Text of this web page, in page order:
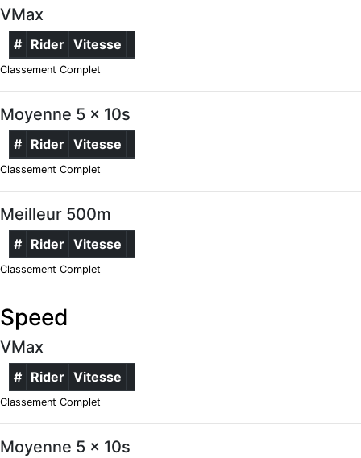
VMax
# Rider Vitesse
Classement Complet
Moyenne 5 x 10s
# Rider Vitesse
Classement Complet
Meilleur 500m
# Rider Vitesse
Classement Complet
Speed
VMax
# Rider Vitesse
Classement Complet
Moyenne 5 x 10s